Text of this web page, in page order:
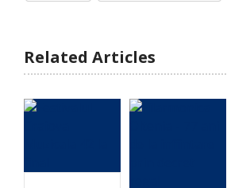
Related Articles